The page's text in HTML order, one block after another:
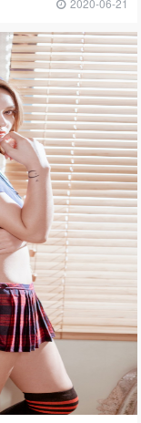
2020-06-21